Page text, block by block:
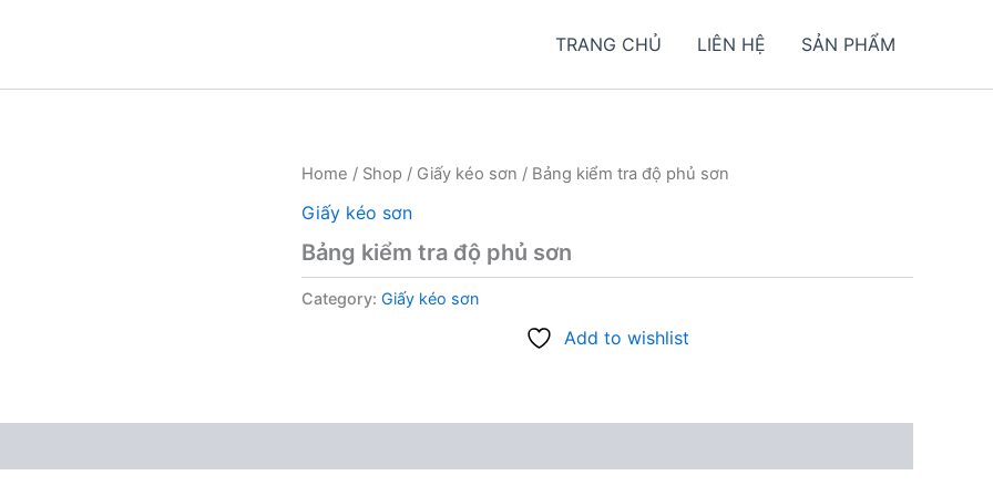
TRANG CHỦ LIÊN HỆ SẢN PHẨM
Home / Shop / Giấy kéo sơn / Bảng kiểm tra độ phủ sơn
Giấy kéo sơn
Bảng kiểm tra độ phủ sơn
Category: Giấy kéo sơn
Add to wishlist